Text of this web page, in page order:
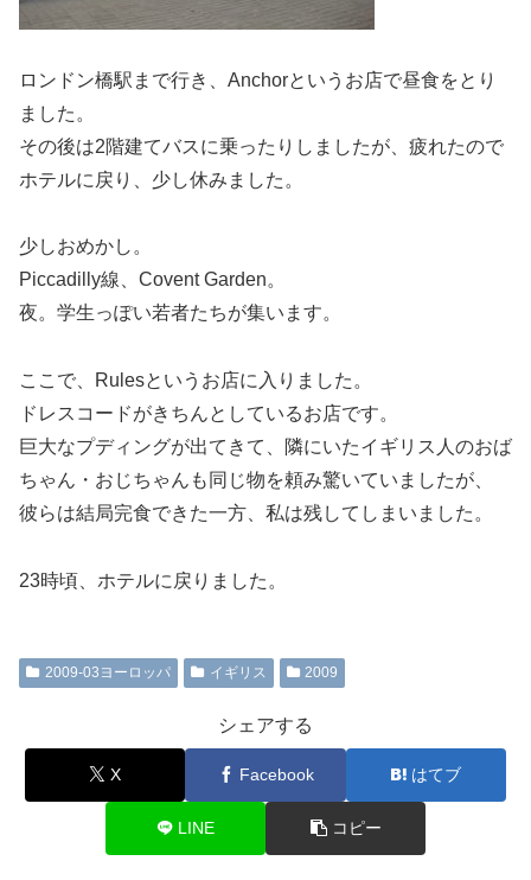
ロンドン橋駅まで行き、Anchorというお店で昼食をとり
ました。
その後は2階建てバスに乗ったりしましたが、疲れたので
ホテルに戻り、少し休みました。
少しおめかし。
Piccadilly線、Covent Garden。
夜。学生っぽい若者たちが集います。
ここで、Rulesというお店に入りました。
ドレスコードがきちんとしているお店です。
巨大なプディングが出てきて、隣にいたイギリス人のおば
ちゃん・おじちゃんも同じ物を頼み驚いていましたが、
彼らは結局完食できた一方、私は残してしまいました。
23時頃、ホテルに戻りました。
2009-03ヨーロッパ イギリス 2009
シェアする
X Facebook はてブ
LINE コピー